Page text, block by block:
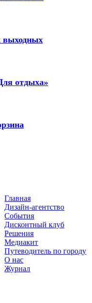
выходных
отдыха»
Главная
Дизайн-агентство
События
Дисконтный клуб
Решения
Медиакит
Путеводитель по городу
О нас
Журнал